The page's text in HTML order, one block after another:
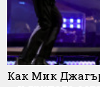
Как Мик